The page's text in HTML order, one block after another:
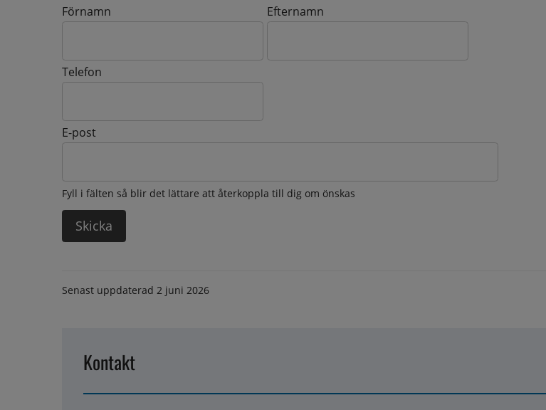
Kontaktuppgifter
Förnamn Efternamn
Telefon
E-post
Fyll i fälten så blir det lättare att återkoppla till dig om önskas
Senast uppdaterad 2 juni 2026
Kontakt